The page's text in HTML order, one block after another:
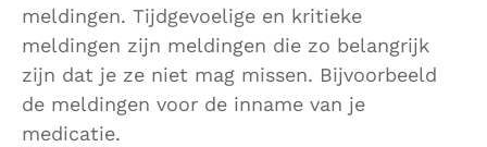
meldingen. Tijdgevoelige en kritieke
meldingen zijn meldingen die zo belangrijk
zijn dat je ze niet mag missen. Bijvoorbeeld
de meldingen voor de inname van je
medicatie.